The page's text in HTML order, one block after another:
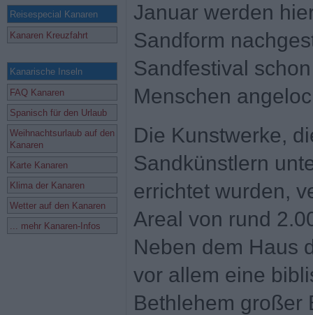
Reisespecial Kanaren
Kanaren Kreuzfahrt
Kanarische Inseln
FAQ Kanaren
Spanisch für den Urlaub
Weihnachtsurlaub auf den
Kanaren
Karte Kanaren
Klima der Kanaren
Wetter auf den Kanaren
... mehr Kanaren-Infos
Januar werden
Sandform
Sandfestival
Menschen
Die Kunstwerke,
Sandkünstlern
errichtet wurden,
Areal von rund
Neben dem Haus
vor allem eine
Bethlehem großer